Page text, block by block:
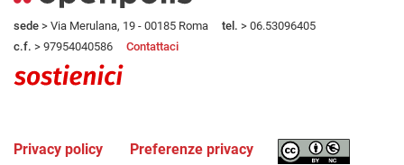
sede > Via Merulana, 19 - 00185 Roma tel. > 06.53096405
c.f. > 97954040586 Contattaci
Privacy policy Preferenze privacy